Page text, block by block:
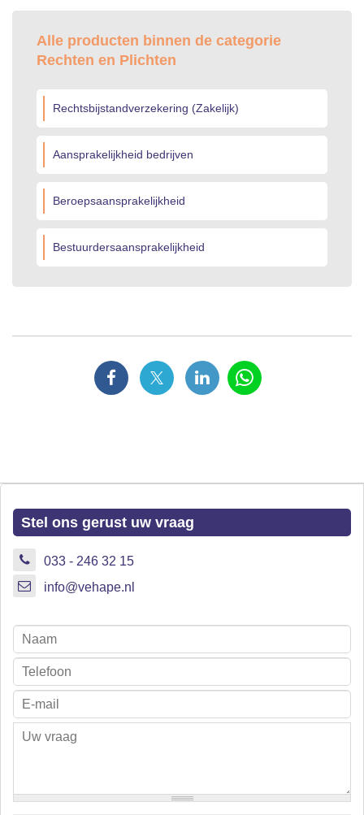
Alle producten binnen de categorie
Rechten en Plichten
Rechtsbijstandverzekering (Zakelijk)
Aansprakelijkheid bedrijven
Beroepsaansprakelijkheid
Bestuurdersaansprakelijkheid
Stel ons gerust uw vraag
033 - 246 32 15
info@vehape.nl